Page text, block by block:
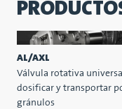
AL/AXL
Válvula rotativa
dosificar y transportar
gránulos